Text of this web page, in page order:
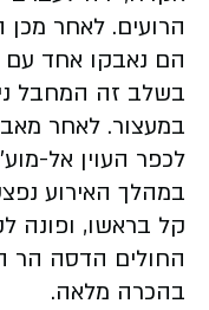
הרועים. לאחר מכן
הם נאבקו אחד עם
בשלב זה המחבל
במעצור. לאחר
לכפר העוין אל-
קל בראשו, ופונה
החולים הדסה הר
בהכרה מלאה.